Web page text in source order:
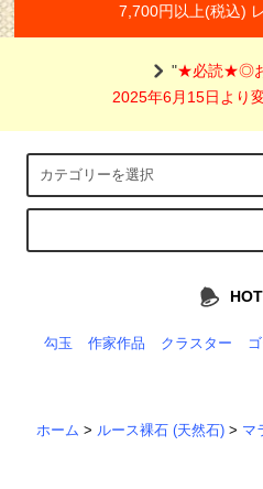
7,700円以上(税込)
"★必読★◎お
2025年6月15日より
勾玉 作家作品 クラスター
ホーム > ルース裸石 (天然石) > マ